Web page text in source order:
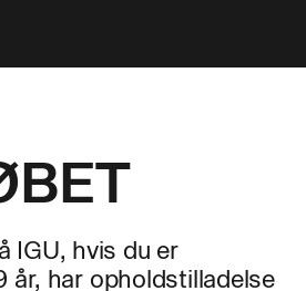
IGU, hvis du er
år, har opholdstilladelse